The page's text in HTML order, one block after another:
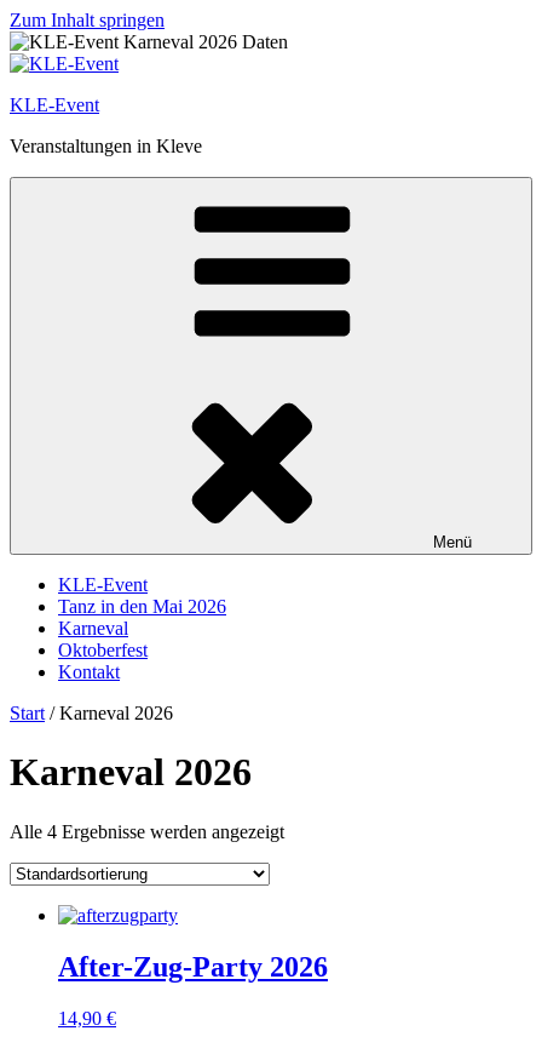
Zum Inhalt springen
KLE-Event
Veranstaltungen in Kleve
Menü
KLE-Event
Tanz in den Mai 2026
Karneval
Oktoberfest
Kontakt
Start / Karneval 2026
Karneval 2026
Alle 4 Ergebnisse werden angezeigt
After-Zug-Party 2026
14,90 €